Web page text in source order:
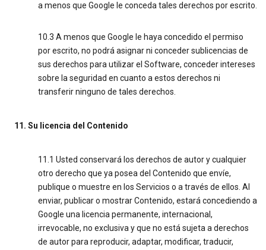
a menos que Google le conceda tales derechos por escrito.
10.3 A menos que Google le haya concedido el permiso
por escrito, no podrá asignar ni conceder sublicencias de
sus derechos para utilizar el Software, conceder intereses
sobre la seguridad en cuanto a estos derechos ni
transferir ninguno de tales derechos.
11. Su licencia del Contenido
11.1 Usted conservará los derechos de autor y cualquier
otro derecho que ya posea del Contenido que envíe,
publique o muestre en los Servicios o a través de ellos. Al
enviar, publicar o mostrar Contenido, estará concediendo a
Google una licencia permanente, internacional,
irrevocable, no exclusiva y que no está sujeta a derechos
de autor para reproducir, adaptar, modificar, traducir,